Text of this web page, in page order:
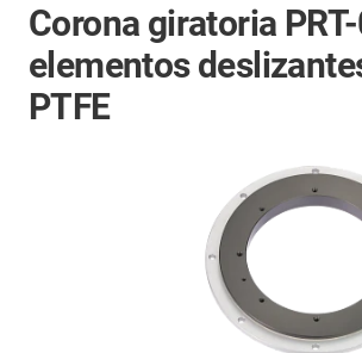
Corona giratoria
elementos
PTFE